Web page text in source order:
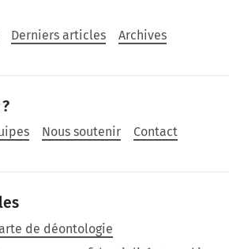
Derniers articles
Archives
Nous soutenir
Contact
de déontologie